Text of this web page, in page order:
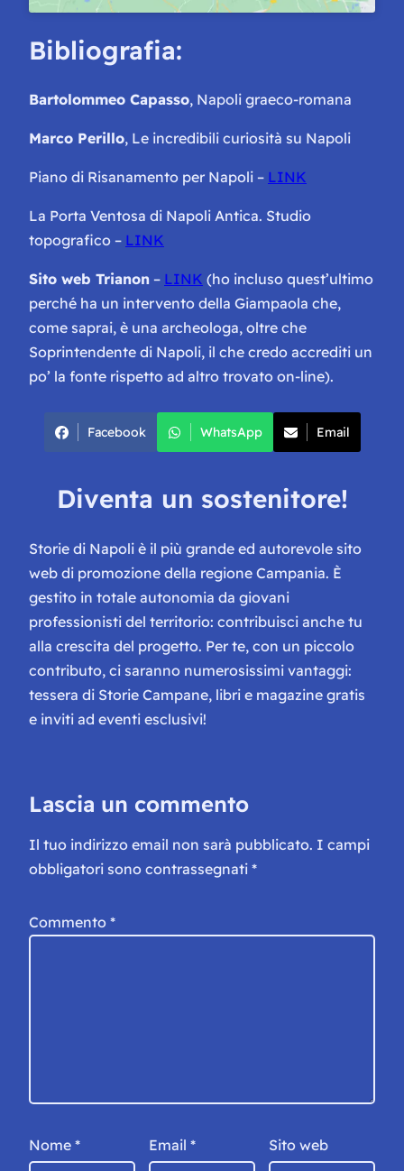
Bibliografia:
Bartolommeo Capasso, Napoli graeco-romana
Marco Perillo, Le incredibili curiosità su Napoli
Piano di Risanamento per Napoli – LINK
La Porta Ventosa di Napoli Antica. Studio
topografico – LINK
Sito web Trianon – LINK (ho incluso quest’ultimo
perché ha un intervento della Giampaola che,
come saprai, è una archeologa, oltre che
Soprintendente di Napoli, il che credo accrediti un
po’ la fonte rispetto ad altro trovato on-line).
Facebook WhatsApp Email
Diventa un sostenitore!
Storie di Napoli è il più grande ed autorevole sito
web di promozione della regione Campania. È
gestito in totale autonomia da giovani
professionisti del territorio: contribuisci anche tu
alla crescita del progetto. Per te, con un piccolo
contributo, ci saranno numerosissimi vantaggi:
tessera di Storie Campane, libri e magazine gratis
e inviti ad eventi esclusivi!
Lascia un commento
Il tuo indirizzo email non sarà pubblicato. I campi
obbligatori sono contrassegnati *
Commento *
Nome * Email * Sito web